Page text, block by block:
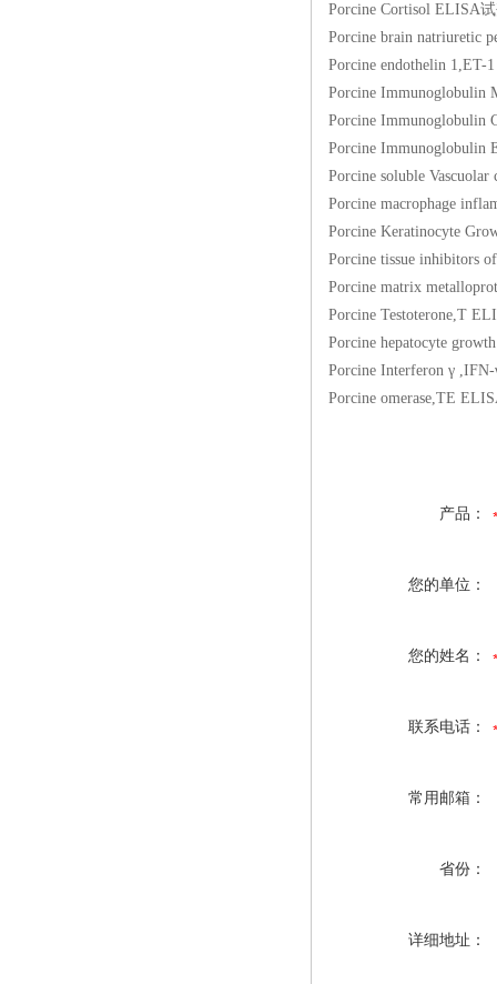
Porcine Cortisol ELISA
Porcine brain natriuretic
Porcine endothelin
Porcine
Porcine
Porcine
Porcine soluble
Porcine macrophage
Porcine Keratinocyte
Porcine tissue inhibitors
Porcine matrix
Porcine Testoterone,T
Porcine hepatocyte
Porcine Interferon γ
Porcine omerase,TE
产品：
您的单位：
您的姓名：
联系电话：
常用邮箱：
省份：
详细地址：